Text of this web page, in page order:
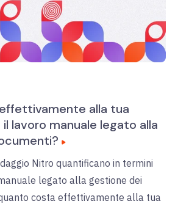
alla tua
lavoro manuale legato alla
Nitro quantificano in termini
legato alla gestione dei
costa effettivamente alla tua